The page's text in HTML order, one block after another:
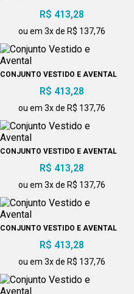
R$ 413,28
ou em 3x de R$ 137,76
CONJUNTO VESTIDO E AVENTAL
R$ 413,28
ou em 3x de R$ 137,76
CONJUNTO VESTIDO E AVENTAL
R$ 413,28
ou em 3x de R$ 137,76
CONJUNTO VESTIDO E AVENTAL
R$ 413,28
ou em 3x de R$ 137,76